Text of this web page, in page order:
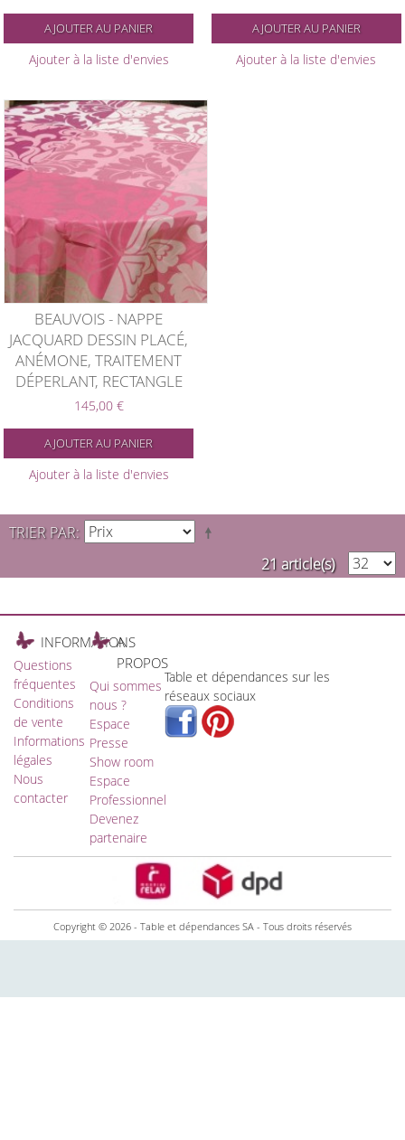
AJOUTER AU PANIER
Ajouter à la liste d'envies
AJOUTER AU PANIER
Ajouter à la liste d'envies
BEAUVOIS - NAPPE
JACQUARD DESSIN PLACÉ,
ANÉMONE, TRAITEMENT
DÉPERLANT, RECTANGLE
145,00 €
AJOUTER AU PANIER
Ajouter à la liste d'envies
TRIER PAR
21 article(s)
INFORMATIONS
Questions
fréquentes
Conditions
de vente
Informations
légales
Nous
contacter
A
PROPOS
Qui sommes
nous ?
Espace
Presse
Show room
Espace
Professionnel
Devenez
partenaire
Table et dépendances sur les
réseaux sociaux
Copyright © 2026 - Table et dépendances SA - Tous droits réservés